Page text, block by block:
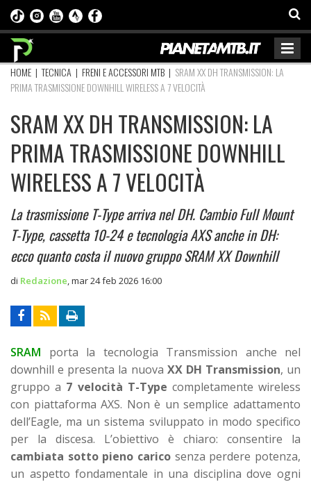
HOME |TECNICA | FRENI E ACCESSORI MTB | SRAM XX DH TRANSMISSION: LA
PRIMA TRASMISSIONE DOWNHILL WIRELESS A 7 VELOCITÀ
SRAM XX DH TRANSMISSION: LA
PRIMA TRASMISSIONE DOWNHILL
WIRELESS A 7 VELOCITÀ
La trasmissione T-Type arriva nel DH. Cambio Full Mount
T-Type, cassetta 10-24 e tecnologia AXS anche in DH:
ecco quanto costa il nuovo gruppo SRAM XX Downhill
di Redazione mar 24 feb 2026 16:00
SRAM porta la tecnologia Transmission anche nel
downhill e presenta la nuova XX DH Transmission, un
gruppo a 7 velocità T-Type completamente wireless
con piattaforma AXS. Non è un semplice adattamento
dell’Eagle, ma un sistema sviluppato in modo specifico
per la discesa. L’obiettivo è chiaro: consentire la
cambiata sotto pieno carico senza perdere potenza,
un aspetto fondamentale in una disciplina dove ogni